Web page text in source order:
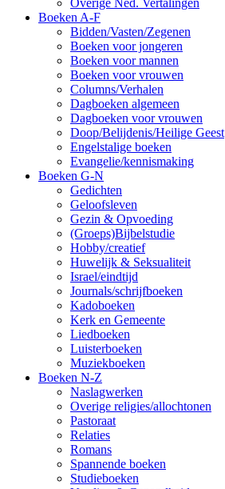
Overige Ned. Vertalingen
Boeken A-F
Bidden/Vasten/Zegenen
Boeken voor jongeren
Boeken voor mannen
Boeken voor vrouwen
Columns/Verhalen
Dagboeken algemeen
Dagboeken voor vrouwen
Doop/Belijdenis/Heilige Geest
Engelstalige boeken
Evangelie/kennismaking
Boeken G-N
Gedichten
Geloofsleven
Gezin & Opvoeding
(Groeps)Bijbelstudie
Hobby/creatief
Huwelijk & Seksualiteit
Israel/eindtijd
Journals/schrijfboeken
Kadoboeken
Kerk en Gemeente
Liedboeken
Luisterboeken
Muziekboeken
Boeken N-Z
Naslagwerken
Overige religies/allochtonen
Pastoraat
Relaties
Romans
Spannende boeken
Studieboeken